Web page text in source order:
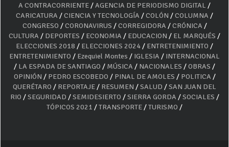
A CONTRACORRIENTE/AGENCIA DE PERIODISMO DIGITAL /
CARICATURA /CIENCIA Y TECNOLOGÍA /COLÓN /COLUMNA /
CONGRESO /CORONAVIRUS /CORREGIDORA /CRÓNICA /
CULTURA / DEPORTES / ECONOMIA / EDUCACION / EL MARQUÉS /
ELECCIONES 2018 / ELECCIONES 2024/ ENTRETENIMIENTO /
ENTRETENIMIENTO / Ezequiel Montes / IGLESIA / INTERNACIONAL
/ LA ESPADA DE SANTIAGO / MÚSICA / NACIONALES /OBRAS /
OPINIÓN / PEDRO ESCOBEDO / PINAL DE AMOLES / POLITICA /
QUERÉTARO / REPORTAJE/ RESUMEN /SALUD /SAN JUAN DEL
RIO /SEGURIDAD /SEMIDESIERTO /SIERRA GORDA /SOCIALES /
TÓPICOS 2021 /TRANSPORTE/TURISMO /